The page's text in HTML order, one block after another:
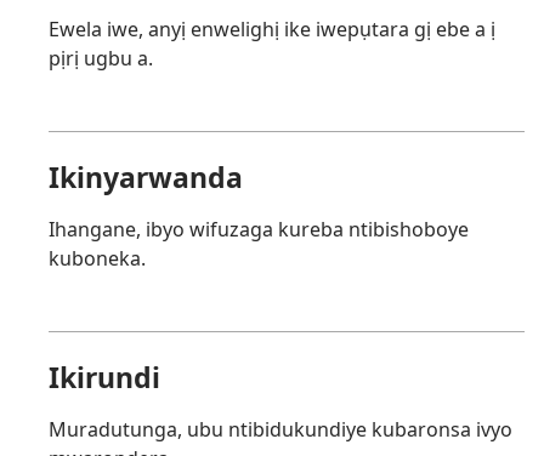
Ewela iwe, anyị enwelighị ike iwepụtara gị ebe a ị
pịrị ugbu a.
Ikinyarwanda
Ihangane, ibyo wifuzaga kureba ntibishoboye
kuboneka.
Ikirundi
Muradutunga, ubu ntibidukundiye kubaronsa ivyo